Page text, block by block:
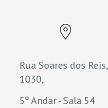
Rua Soares dos Reis,
1030,
5º Andar - Sala 54